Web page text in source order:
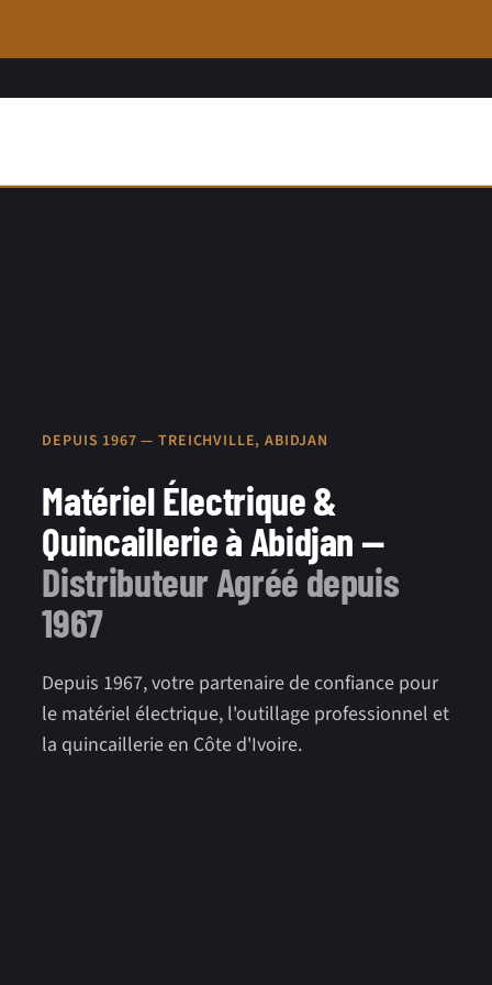
DEPUIS 1967 — TREICHVILLE, ABIDJAN
Matériel Électrique &
Quincaillerie à Abidjan —
Distributeur Agréé depuis
1967
Depuis 1967, votre partenaire de confiance pour
le matériel électrique, l'outillage professionnel et
la quincaillerie en Côte d'Ivoire.